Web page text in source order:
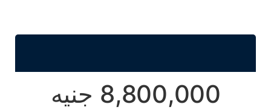
8,800,000 جنيه